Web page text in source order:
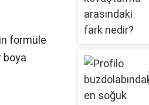
formüle
boya